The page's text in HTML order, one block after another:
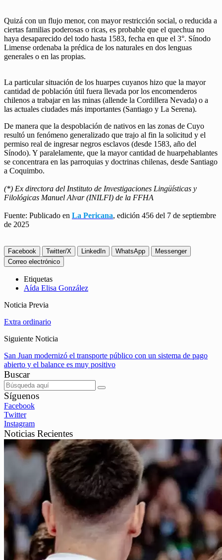
Quizá con un flujo menor, con mayor restricción social, o reducida a
ciertas familias poderosas o ricas, es probable que el quechua no
haya desaparecido del todo hasta 1583, fecha en que el 3°. Sínodo
Limense ordenaba la prédica de los naturales en dos lenguas
generales o en las propias.
La particular situación de los huarpes cuyanos hizo que la mayor
cantidad de población útil fuera llevada por los encomenderos
chilenos a trabajar en las minas (allende la Cordillera Nevada) o a
las actuales ciudades más importantes (Santiago y La Serena).
De manera que la despoblación de nativos en las zonas de Cuyo
resultó un fenómeno generalizado que trajo al fin la solicitud y el
permiso real de ingresar negros esclavos (desde 1583, año del
Sínodo). Y paralelamente, que la mayor cantidad de huarpehablantes
se concentrara en las parroquias y doctrinas chilenas, desde Santiago
a Coquimbo.
(*) Ex directora del Instituto de Investigaciones Lingüísticas y
Filológicas Manuel Alvar (INILFI) de la FFHA
Fuente: Publicado en La Pericana, edición 456 del 7 de septiembre
de 2025
Facebook Twitter/X LinkedIn WhatsApp
Messenger
Correo electrónico
Etiquetas
Aída Elisa González
Noticia Previa
Extra ordinario
Siguiente Noticia
San Juan modernizó el transporte público con un sistema de pago
abierto y el balance es muy positivo
Buscar
Síguenos
Facebook
Twitter
Instagram
Noticias Recientes